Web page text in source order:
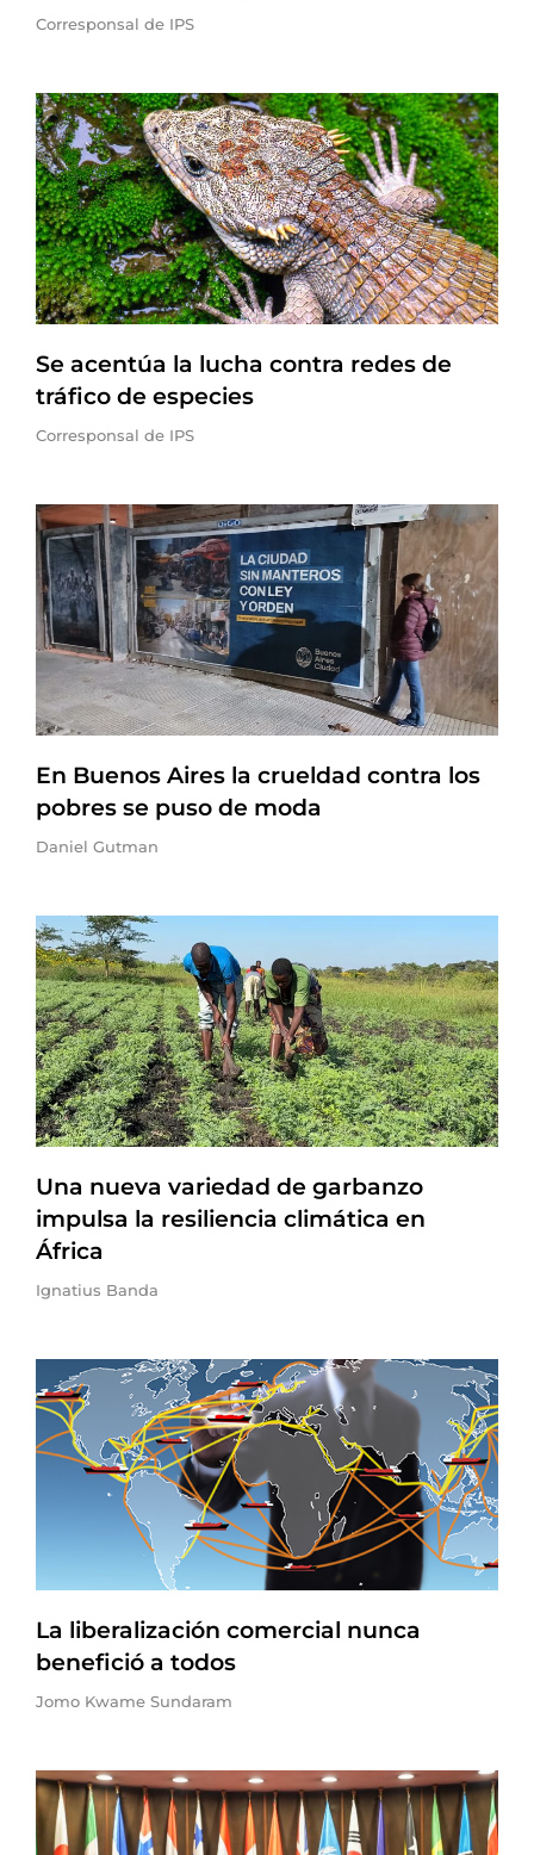
Corresponsal de IPS
Se acentúa la lucha contra redes de
tráfico de especies
Corresponsal de IPS
En Buenos Aires la crueldad contra los
pobres se puso de moda
Daniel Gutman
Una nueva variedad de garbanzo
impulsa la resiliencia climática en
África
Ignatius Banda
La liberalización comercial nunca
benefició a todos
Jomo Kwame Sundaram